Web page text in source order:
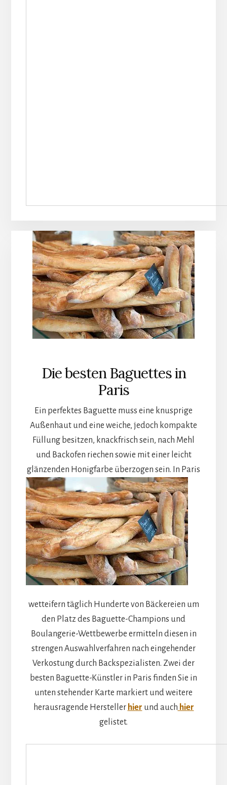
Die besten Baguettes in
Paris
Ein perfektes Baguette muss eine knusprige
Außenhaut und eine weiche, jedoch kompakte
Füllung besitzen, knackfrisch sein, nach Mehl
und Backofen riechen sowie mit einer leicht
glänzenden Honigfarbe überzogen sein. In Paris
wetteifern täglich Hunderte von Bäckereien um
den Platz des Baguette-Champions und
Boulangerie-Wettbewerbe ermitteln diesen in
strengen Auswahlverfahren nach eingehender
Verkostung durch Backspezialisten. Zwei der
besten Baguette-Künstler in Paris finden Sie in
unten stehender Karte markiert und weitere
herausragende Hersteller hier und auch hier
gelistet.